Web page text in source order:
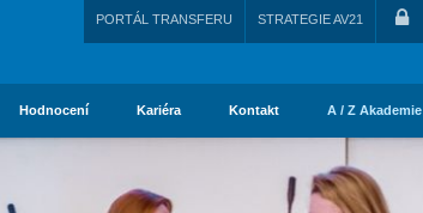
PORTÁL TRANSFERU STRATEGIE AV21
Hodnocení Kariéra Kontakt A / Z Akademie